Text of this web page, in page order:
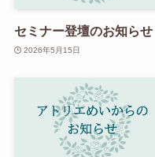
セミナー登壇のお知らせ
2026年5月15日